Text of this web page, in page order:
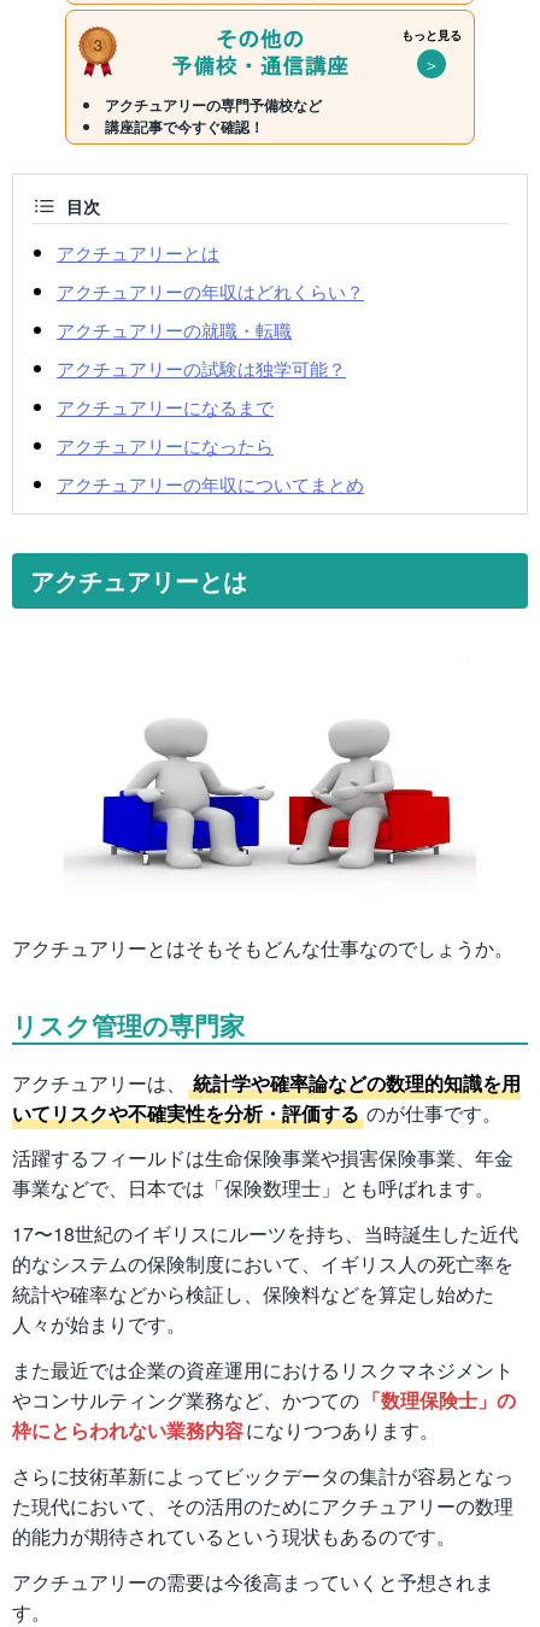
もっと見る
＞
アクチュアリーの専門予備校など
講座記事で今すぐ確認！
目次
アクチュアリーとは
アクチュアリーの年収はどれくらい？
アクチュアリーの就職・転職
アクチュアリーの試験は独学可能？
アクチュアリーになるまで
アクチュアリーになったら
アクチュアリーの年収についてまとめ
アクチュアリーとは
アクチュアリーとはそもそもどんな仕事なのでしょうか。
リスク管理の専門家
アクチュアリーは、
統計学や確率論などの数理的知識を用
いてリスクや不確実性を分析・評価する のが仕事です。
活躍するフィールドは生命保険事業や損害保険事業、年金
事業などで、日本では「保険数理士」とも呼ばれます。
17〜18世紀のイギリスにルーツを持ち、当時誕生した近代
的なシステムの保険制度において、イギリス人の死亡率を
統計や確率などから検証し、保険料などを算定し始めた
人々が始まりです。
また最近では企業の資産運用におけるリスクマネジメント
やコンサルティング業務など、かつての 「数理保険士」の
枠にとらわれない業務内容になりつつあります。
さらに技術革新によってビックデータの集計が容易となっ
た現代において、その活用のためにアクチュアリーの数理
的能力が期待されているという現状もあるのです。
アクチュアリーの需要は今後高まっていくと予想されま
す。